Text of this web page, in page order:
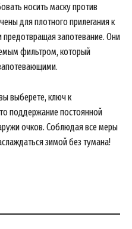
носить маску против
для плотного прилегания к
запотевание. Они
фильтром, который
выберете, ключ к
поддержание постоянной
очков. Соблюдая все меры
зимой без тумана!